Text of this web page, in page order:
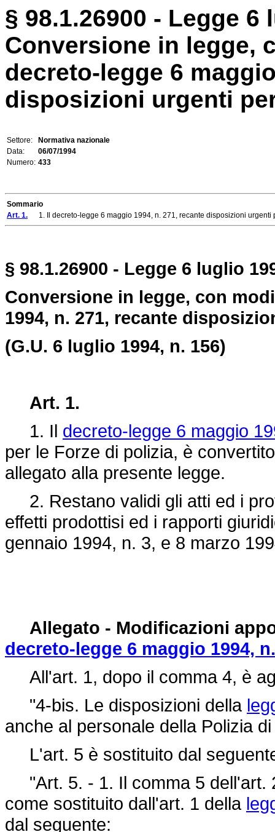
§ 98.1.26900 - Legge 6
Conversione in legge,
decreto-legge 6
disposizioni urgenti
Settore:
Normativa nazionale
Data:
06/07/1994
Numero: 433
Sommario
Art. 1. 1. Il decreto-legge 6 maggio 1994, n. 271, recante disposizioni urgenti
§ 98.1.26900 - Legge 6 luglio
Conversione in legge, con
1994, n. 271, recante
(G.U. 6 luglio 1994, n. 156)
Art. 1.
1. Il decreto-legge 6 maggio
per le Forze di polizia, è
allegato alla presente legge.
2. Restano validi gli atti ed i
effetti prodottisi ed i rapporti
gennaio 1994, n. 3, e 8 marzo
Allegato - Modificazioni
decreto-legge 6 maggio 1994,
All'art. 1, dopo il comma 4, è
"4-bis. Le disposizioni della
anche al personale della Polizia
L'art. 5 è sostituito dal
"Art. 5. - 1. Il comma 5 dell'art.
come sostituito dall'art. 1 della
dal seguente: